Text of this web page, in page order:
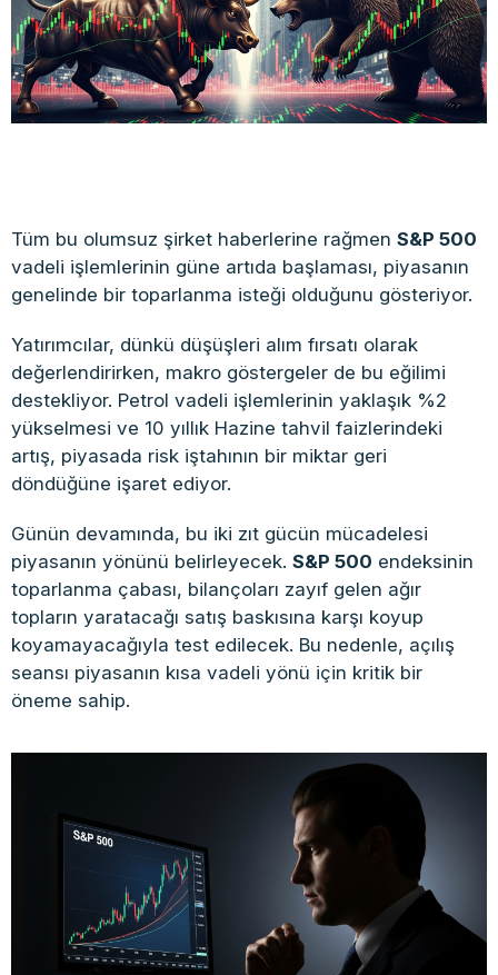
Tüm bu olumsuz şirket haberlerine rağmen S&P 500
vadeli işlemlerinin güne artıda başlaması, piyasanın
genelinde bir toparlanma isteği olduğunu gösteriyor.
Yatırımcılar, dünkü düşüşleri alım fırsatı olarak
değerlendirirken, makro göstergeler de bu eğilimi
destekliyor. Petrol vadeli işlemlerinin yaklaşık %2
yükselmesi ve 10 yıllık Hazine tahvil faizlerindeki
artış, piyasada risk iştahının bir miktar geri
döndüğüne işaret ediyor.
Günün devamında, bu iki zıt gücün mücadelesi
piyasanın yönünü belirleyecek. S&P 500 endeksinin
toparlanma çabası, bilançoları zayıf gelen ağır
topların yaratacağı satış baskısına karşı koyup
koyamayacağıyla test edilecek. Bu nedenle, açılış
seansı piyasanın kısa vadeli yönü için kritik bir
öneme sahip.